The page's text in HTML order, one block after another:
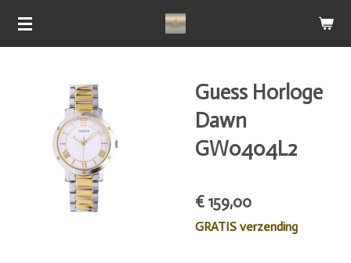
Ga
hoofdinhoud
Guess Horloge
Dawn
GW0404L2
€ 159,00
GRATIS verzending